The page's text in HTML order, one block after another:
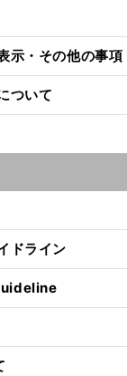
示・その他の事項
ついて
ドライン